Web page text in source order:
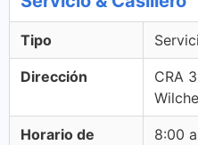
Tipo
Dirección
CRA
Horario de
8:00